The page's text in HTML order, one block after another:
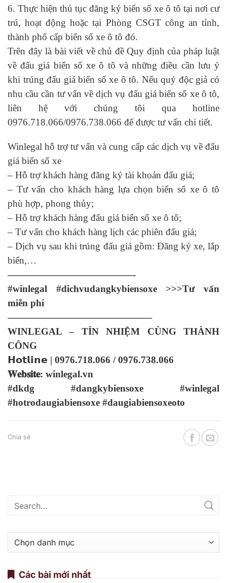
6. Thực hiện thủ tục đăng ký biển số xe ô tô tại nơi cư
trú, hoạt động hoặc tại Phòng CSGT công an tỉnh,
thành phố cấp biển số xe ô tô đó.
Trên đây là bài viết về chủ đề Quy định của pháp luật
về đấu giá biển số xe ô tô và những điều cần lưu ý
khi trúng đấu giá biển số xe ô tô. Nếu quý độc giả có
nhu cầu cần tư vấn về dịch vụ đấu giá biển số xe ô tô,
liên hệ với chúng tôi qua hotline
0976.718.066/0976.738.066 để được tư vấn chi tiết.
Winlegal hỗ trợ tư vấn và cung cấp các dịch vụ về đấu
giá biển số xe
– Hỗ trợ khách hàng đăng ký tài khoản đấu giá;
– Tư vấn cho khách hàng lựa chọn biển số xe ô tô
phù hợp, phong thủy;
– Hỗ trợ khách hàng đấu giá biển số xe ô tô;
– Tư vấn cho khách hàng lịch các phiên đấu giá;
– Dịch vụ sau khi trúng đấu giá gồm: Đăng ký xe, lắp
biển,…
—————————————-
#winlegal #dichvudangkybiensoxe >>>Tư vấn
miễn phí
———————————————
WINLEGAL – TÍN NHIỆM CÙNG THÀNH
CÔNG
𝗛𝗼𝘁𝗹𝗶𝗻𝗲 | 0976.718.066 / 0976.738.066
𝐖𝐞𝐛𝐬𝐢𝐭𝐞: winlegal.vn
#dkdg #dangkybiensoxe #winlegal
#hotrodaugiabiensoxe #daugiabiensoxeoto
Chia sẻ
mục
Các bài mới nhất